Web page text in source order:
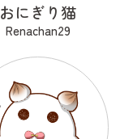
おにぎり猫
Renachan29